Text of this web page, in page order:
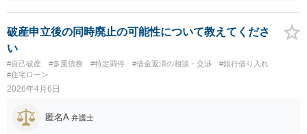
3号については、「アグレボセンターで何らかの事業が行われていた
か」ではなく、「その事業が巨額の賃料を支払えるだけの実体を持っ
ていたのか。そして賃料はどこから出ていたのか」という点はかなり
の疑念があるところです。
ことができ、 その中で、売却を求めることができる場合もあります。
ご質問に対する回答は以上ですが、可能であれば、ご依頼になるかは
別にして、お近くの弁護士に直接相談されて、ご自身の状況で、元夫
めることをおすすめいたします。 （初回相談料無料で対応している弁
護士がいるとおもいますので、探してみてください。） ご参考にして
破産申立後の同時廃止の可能性について教えてくださ
い
#自己破産 #多重債務 #特定調停 #借金返済の相談・交渉
#銀行借り入れ
#住宅ローン
2026年4月6日
匿名A 弁護士